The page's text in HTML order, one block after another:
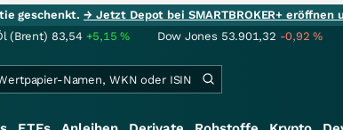
geschenkt.→ Jetzt Depot bei SMARTBROKER+ eröffnen
(Brent) 83,54 +5,15% Dow Jones 53.901,32 -0,92%